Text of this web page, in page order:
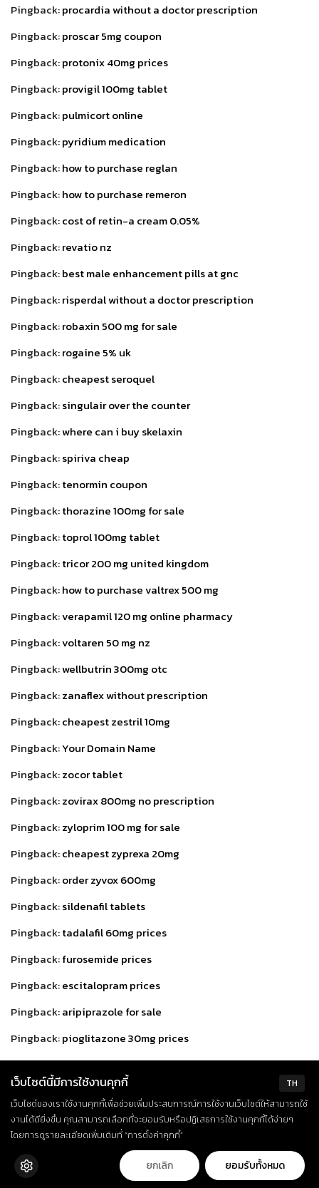
Pingback:procardia without a doctor prescription
Pingback:proscar 5mg coupon
Pingback:protonix 40mg prices
Pingback:provigil 100mg tablet
Pingback:pulmicort online
Pingback:pyridium medication
Pingback:how to purchase reglan
Pingback:how to purchase remeron
Pingback:cost of retin-a cream 0.05%
Pingback:revatio nz
Pingback:best male enhancement pills at gnc
Pingback:risperdal without a doctor prescription
Pingback:robaxin 500 mg for sale
Pingback:rogaine 5% uk
Pingback:cheapest seroquel
Pingback:singulair over the counter
Pingback:where can i buy skelaxin
Pingback:spiriva cheap
Pingback:tenormin coupon
Pingback:thorazine 100mg for sale
Pingback:toprol 100mg tablet
Pingback:tricor 200 mg united kingdom
Pingback:how to purchase valtrex 500 mg
Pingback:verapamil 120 mg online pharmacy
Pingback:voltaren 50 mg nz
Pingback:wellbutrin 300mg otc
Pingback:zanaflex without prescription
Pingback:cheapest zestril 10mg
Pingback:Your Domain Name
Pingback:zocor tablet
Pingback:zovirax 800mg no prescription
Pingback:zyloprim 100 mg for sale
Pingback:cheapest zyprexa 20mg
Pingback:order zyvox 600mg
Pingback:sildenafil tablets
Pingback:tadalafil 60mg prices
Pingback:furosemide prices
Pingback:escitalopram prices
Pingback:aripiprazole for sale
Pingback:pioglitazone 30mg prices
Pingback:spironolactone 100mg without a doctor
prescription
Pingback: fexofenadine 120mg no prescriptionfexofenadine
without a prescription
Pingback:
glimepiride uk
Pingback:
meclizine 25mg cheap
TH
เว็บไซต์นี้มีการใช้งานคุกกี้
เว็บไซต์ของเราใช้งานคุกกี้เพื่อช่วยเพิ่มประสบการณ์การใช้งานเว็บไซต์ให้สามารถใช้
งานได้ดียิ่งขึ้น คุณสามารถเลือกที่จะยอมรับหรือปฏิเสธการใช้งานคุกกี้ได้ง่ายๆ
โดยการดูรายละเอียดเพิ่มเติมที่ “การตั้งค่าคุกกี้”
ยกเลิก ยอมรับทั้งหมด